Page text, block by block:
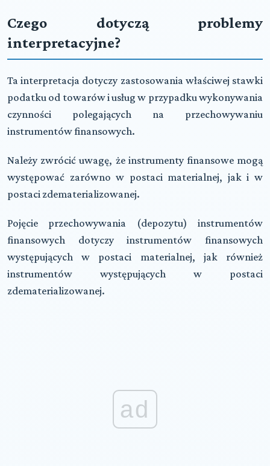
Czego dotyczą problemy
interpretacyjne?
Ta interpretacja dotyczy zastosowania właściwej stawki
podatku od towarów i usług w przypadku wykonywania
czynności polegających na przechowywaniu
instrumentów finansowych.
Należy zwrócić uwagę, że instrumenty finansowe mogą
występować zarówno w postaci materialnej, jak i w
postaci zdematerializowanej.
Pojęcie przechowywania (depozytu) instrumentów
finansowych dotyczy instrumentów finansowych
występujących w postaci materialnej, jak również
instrumentów występujących w postaci
zdematerializowanej.
ad